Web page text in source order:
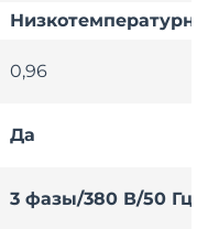
0,96
Да
3 фазы/380 В/50 Гц